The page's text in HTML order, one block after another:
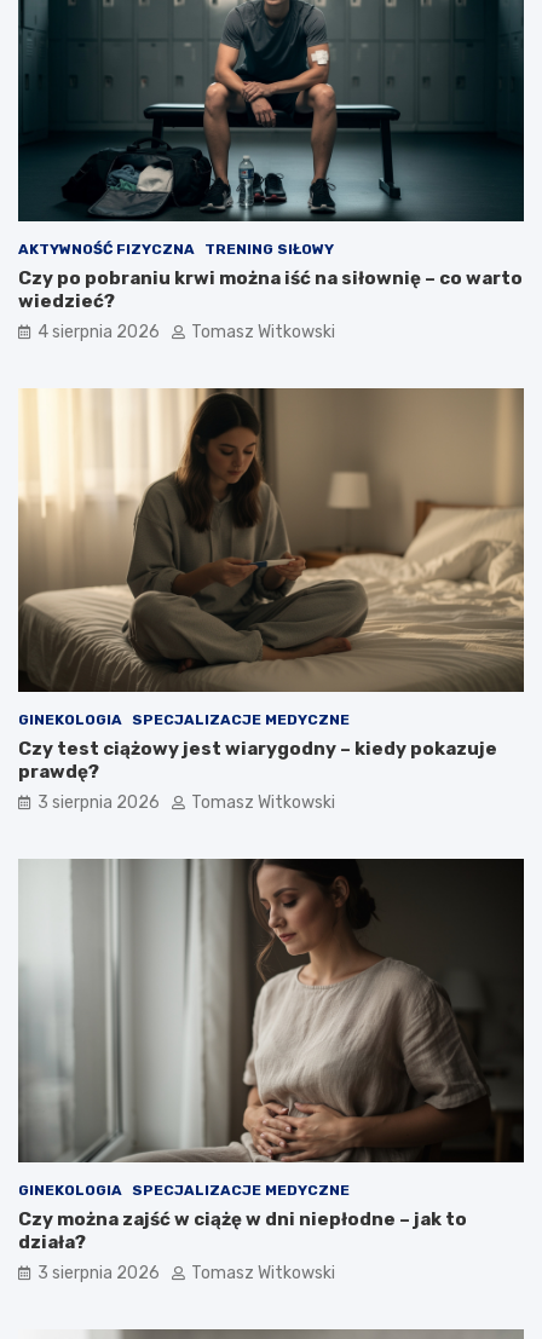
AKTYWNOŚĆ FIZYCZNA TRENING SIŁOWY
Czy po pobraniu krwi można iść na siłownię – co warto
wiedzieć?
4 sierpnia 2026 Tomasz Witkowski
GINEKOLOGIA SPECJALIZACJE MEDYCZNE
Czy test ciążowy jest wiarygodny – kiedy pokazuje
prawdę?
3 sierpnia 2026 Tomasz Witkowski
GINEKOLOGIA SPECJALIZACJE MEDYCZNE
Czy można zajść w ciążę w dni niepłodne – jak to
działa?
3 sierpnia 2026 Tomasz Witkowski